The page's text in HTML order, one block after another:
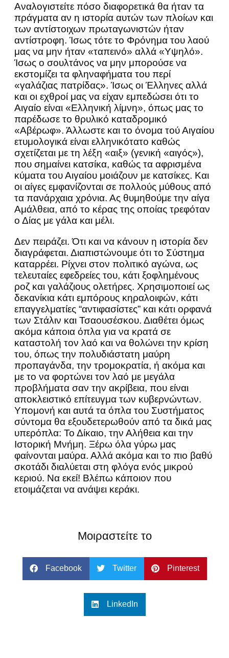
Αναλογιστείτε πόσο διαφορετικά θα ήταν τα
πράγματα αν η ιστορία αυτών των πλοίων και
των αντίστοιχων πρωταγωνιστών ήταν
αντίστροφη. Ίσως τότε το Φρόνημα του λαού
μας να μην ήταν «ταπεινό» αλλά «Υψηλό».
Ίσως ο σουλτάνος να μην μπορούσε να
εκστομίζει τα φληναφήματα του περί
«γαλάζιας πατρίδας». Ίσως οι Έλληνες αλλά
και οι εχθροί μας να είχαν εμπεδώσει ότι το
Αιγαίο είναι «Ελληνική λίμνη», όπως μας το
παρέδωσε το θρυλικό καταδρομικό
«Αβέρωφ». Άλλωστε και το όνομα τού Αιγαίου
ετυμολογικά είναι ελληνικότατο καθώς
σχετίζεται με τη λέξη «αιξ» (γενική «αιγός»),
που σημαίνει κατσίκα, καθώς τα αφρισμένα
κύματα του Αιγαίου μοιάζουν με κατσίκες. Και
οι αίγες εμφανίζονται σε πολλούς μύθους από
τα πανάρχαια χρόνια. Ας θυμηθούμε την αίγα
Αμάλθεια, από το κέρας της οποίας τρεφόταν
ο Δίας με γάλα και μέλι.
Δεν πειράζει. Ότι και να κάνουν η ιστορία δεν
διαγράφεται. Διαπιστώνουμε ότι το Σύστημα
καταρρέει. Ρίχνει στον πολιτικό αγώνα, ως
τελευταίες εφεδρείες του, κάτι ξοφλημένους
ροζ και γαλάζιους ολετήρες. Χρησιμοποιεί ως
δεκανίκια κάτι εμπόρους κηραλοιφών, κάτι
επαγγελματίες “αντιφασίστες” και κάτι ορφανά
των Στάλιν και Τσαουσέσκου. Διαθέτει όμως
ακόμα κάποια όπλα για να κρατά σε
καταστολή τον λαό και να θολώνει την κρίση
του, όπως την πολυδιάστατη μαύρη
προπαγάνδα, την τρομοκρατία, ή ακόμα και
με το να φορτώνει τον λαό με μεγάλα
προβλήματα σαν την ακρίβεια, που είναι
αποκλειστικό επίτευγμα των κυβερνώντων.
Υπομονή και αυτά τα όπλα του Συστήματος
σύντομα θα εξουδετερωθούν από τα δικά μας
υπερόπλα: Το Δίκαιο, την Αλήθεια και την
Ιστορική Μνήμη. Ξέρω όλα γύρω μας
φαίνονται μαύρα. Αλλά ακόμα και το πιο βαθύ
σκοτάδι διαλύεται στη φλόγα ενός μικρού
κεριού. Να εκεί! Βλέπω κάποιον που
ετοιμάζεται να ανάψει κεράκι.
Μοιραστείτε το
Facebook Twitter Pinterest
LinkedIn